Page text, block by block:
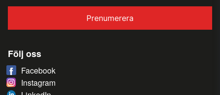
Prenumerera
Följ oss
Facebook
Instagram